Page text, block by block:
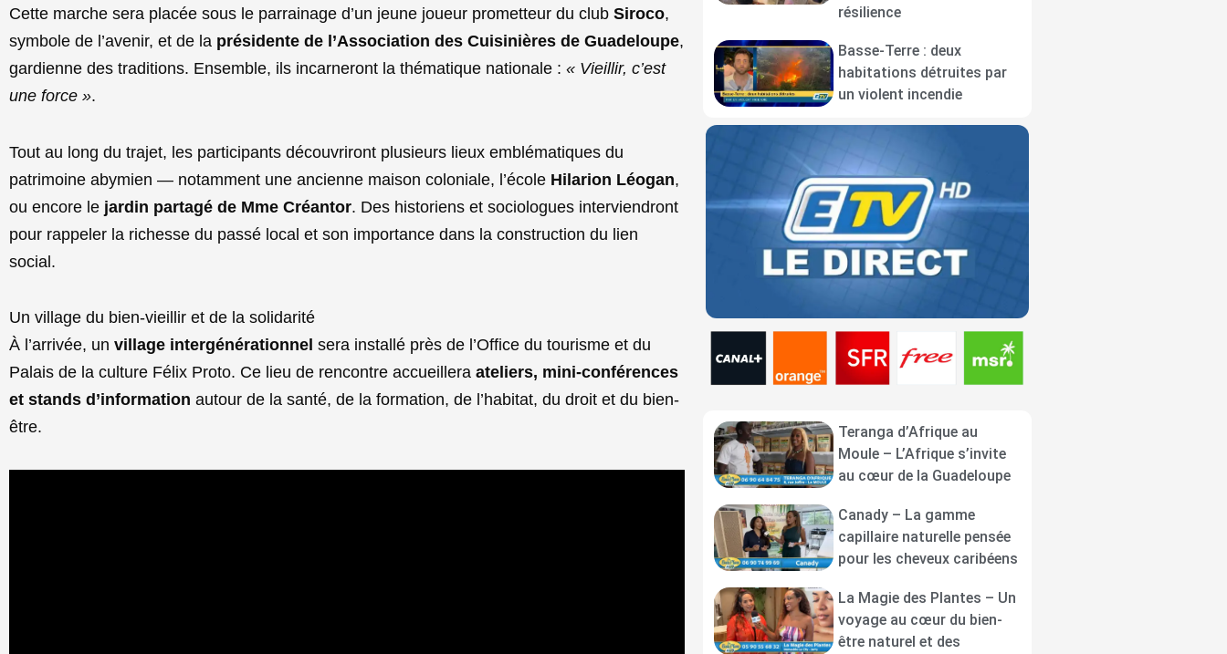
Cette marche sera placée sous le parrainage d’un jeune joueur prometteur du club Siroco,
symbole de l’avenir, et de la présidente de l’Association des Cuisinières de Guadeloupe,
gardienne des traditions. Ensemble, ils incarneront la thématique nationale : « Vieillir, c’est
une force ».
Tout au long du trajet, les participants découvriront plusieurs lieux emblématiques du
patrimoine abymien — notamment une ancienne maison coloniale, l’école Hilarion Léogan,
ou encore le jardin partagé de Mme Créantor. Des historiens et sociologues interviendront
pour rappeler la richesse du passé local et son importance dans la construction du lien
social.
Un village du bien-vieillir et de la solidarité
À l’arrivée, un village intergénérationnel sera installé près de l’Office du tourisme et du
Palais de la culture Félix Proto. Ce lieu de rencontre accueillera ateliers, mini-conférences
et stands d’information autour de la santé, de la formation, de l’habitat, du droit et du bien-
être.
résilience
Basse-Terre : deux
habitations détruites par
un violent incendie
Teranga d’Afrique au
Moule – L’Afrique s’invite
au cœur de la Guadeloupe
Canady – La gamme
capillaire naturelle pensée
pour les cheveux caribéens
La Magie des Plantes – Un
voyage au cœur du bien-
être naturel et des